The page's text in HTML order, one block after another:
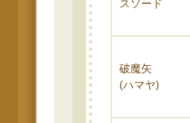
スソード
破魔矢
(ハマヤ)